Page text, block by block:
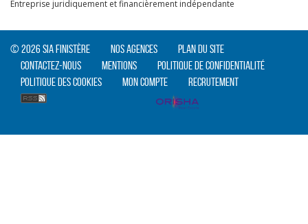
Entreprise juridiquement et financièrement indépendante
© 2026 SIA Finistère Nos agences
Plan du site
Contactez-nous
Mentions
Politique de confidentialité
Politique des cookies
Mon compte Recrutement